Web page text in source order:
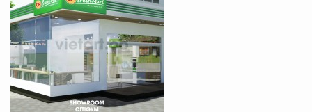
THIẾT KẾ KIOSK TRÀ
SỮA EASY LIFE